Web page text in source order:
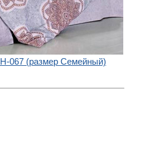
067 (размер Семейный)